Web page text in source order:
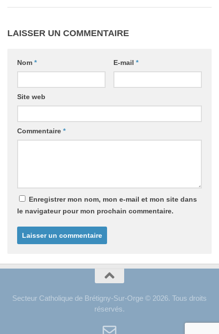
LAISSER UN COMMENTAIRE
Nom * E-mail *
Site web
Commentaire *
Enregistrer mon nom, mon e-mail et mon site dans
le navigateur pour mon prochain commentaire.
Secteur Catholique de Brétigny-Sur-Orge © 2026. Tous droits
réservés.